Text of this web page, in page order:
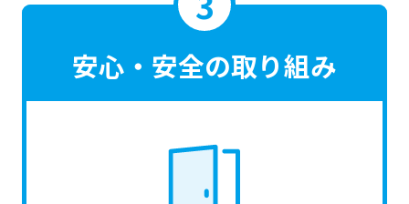
安心・安全の取り組み
mechanically,
it
may
be
an